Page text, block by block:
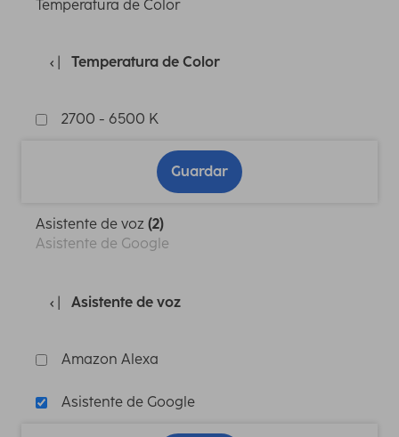
Temperatura de Color
Temperatura de Color
2700 - 6500 K
Guardar
Asistente de voz (2)
Asistente de Google
Asistente de voz
Amazon Alexa
Asistente de Google